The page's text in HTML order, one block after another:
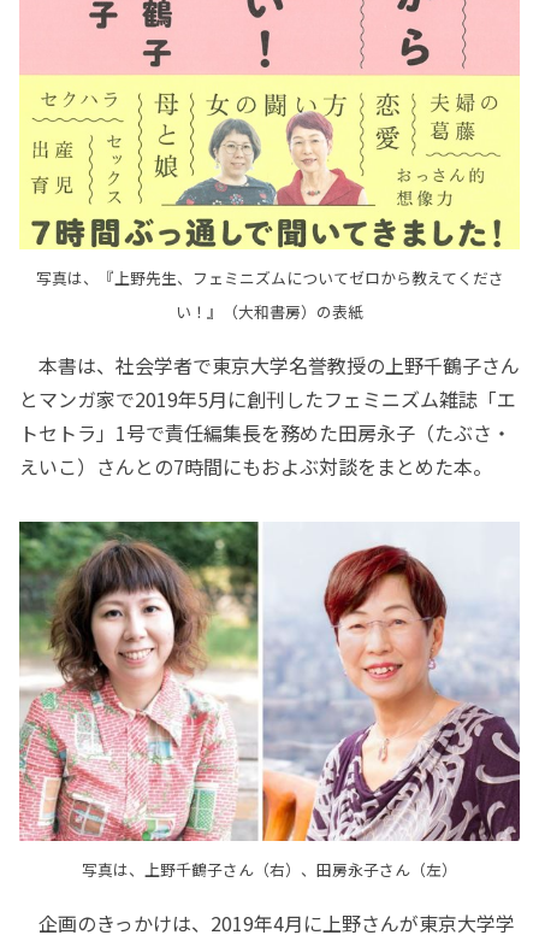
写真は、『上野先生、フェミニズムについてゼロから教えてくださ
い！』（大和書房）の表紙
本書は、社会学者で東京大学名誉教授の上野千鶴子さん
とマンガ家で2019年5月に創刊したフェミニズム雑誌「エ
トセトラ」1号で責任編集長を務めた田房永子（たぶさ・
えいこ）さんとの7時間にもおよぶ対談をまとめた本。
写真は、上野千鶴子さん（右）、田房永子さん（左）
企画のきっかけは、2019年4月に上野さんが東京大学学